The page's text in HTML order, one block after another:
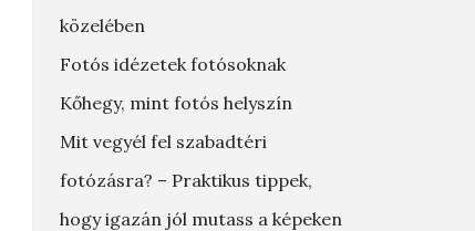
közelében
Fotós idézetek fotósoknak
Kőhegy, mint fotós helyszín
Mit vegyél fel szabadtéri
fotózásra? – Praktikus tippek,
hogy igazán jól mutass a képeken